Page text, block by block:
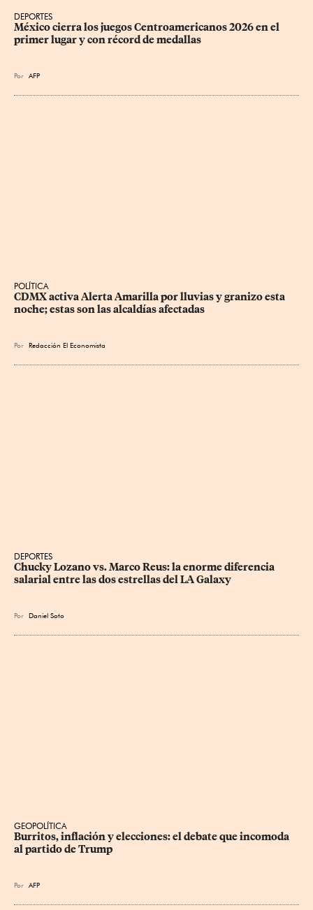
DEPORTES
México cierra los juegos Centroamericanos 2026 en el
primer lugar y con récord de medallas
Por AFP
POLÍTICA
CDMX activa Alerta Amarilla por lluvias y granizo esta
noche; estas son las alcaldías afectadas
Por Redacción El Economista
DEPORTES
Chucky Lozano vs. Marco Reus: la enorme diferencia
salarial entre las dos estrellas del LA Galaxy
Por Daniel Soto
GEOPOLÍTICA
Burritos, inflación y elecciones: el debate que incomoda
al partido de Trump
Por AFP